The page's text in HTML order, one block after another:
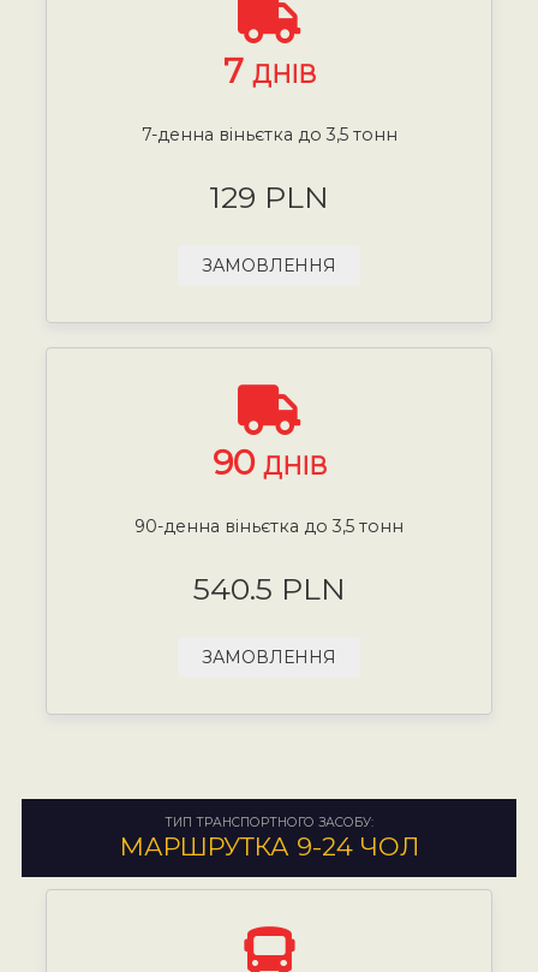
7 ДНІВ
7-денна віньєтка до 3,5 тонн
129 PLN
ЗАМОВЛЕННЯ
90 ДНІВ
90-денна віньєтка до 3,5 тонн
540.5 PLN
ЗАМОВЛЕННЯ
ТИП ТРАНСПОРТНОГО ЗАСОБУ:
МАРШРУТКА 9-24 ЧОЛ